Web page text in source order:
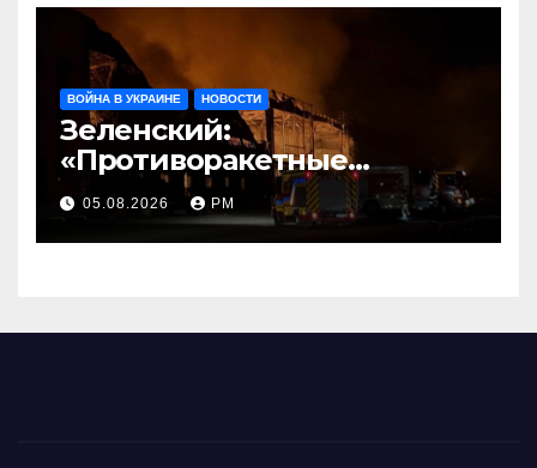
ВОЙНА В УКРАИНЕ НОВОСТИ
Зеленский:
«Противоракетные
средства могли бы спасти
погибших сегодня»
05.08.2026 РМ